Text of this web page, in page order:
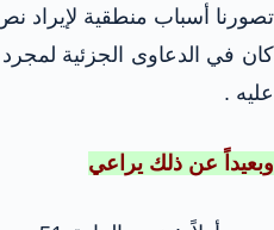
تصورنا أسباب منطقية لإيراد
كان في الدعاوى الجزئية
عليه .
وبعيداً عن ذلك يراعي